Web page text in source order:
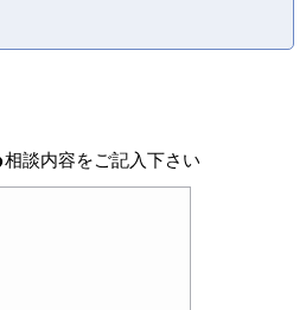
相談内容をご記入下さい